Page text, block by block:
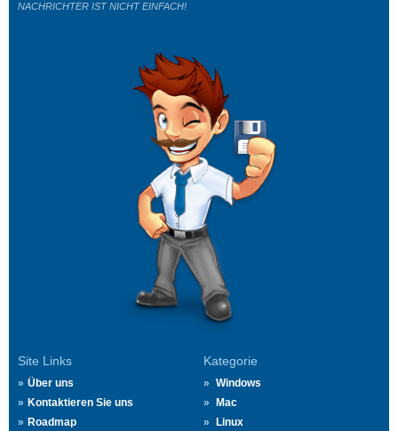
Site Links
Über uns
Kontaktieren Sie uns
Roadmap
Kategorie
Windows
Mac
Linux
NACHRICHTER IST NICHT EINFACH!